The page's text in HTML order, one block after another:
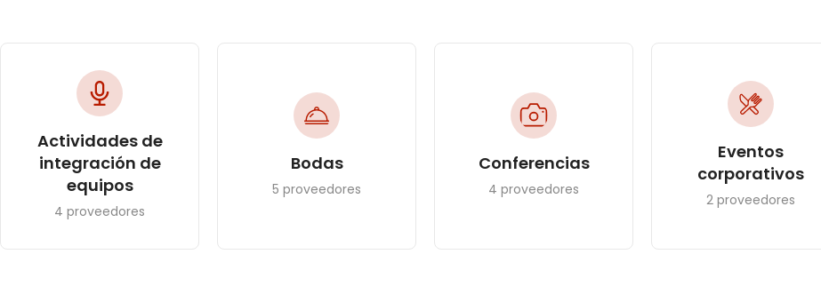
Actividades de
integración de
equipos
4 proveedores
Bodas
5 proveedores
Conferencias
4 proveedores
Eventos
corporativos
2 proveedores